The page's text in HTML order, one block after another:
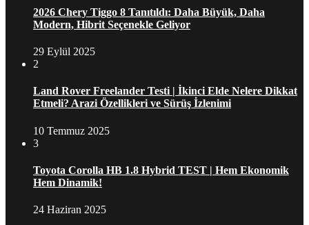
2026 Chery Tiggo 8 Tanıtıldı: Daha Büyük, Daha
Modern, Hibrit Seçenekle Geliyor
29 Eylül 2025
2
Land Rover Freelander Testi | İkinci Elde Nelere Dikkat
Etmeli? Arazi Özellikleri ve Sürüş İzlenimi
10 Temmuz 2025
3
Toyota Corolla HB 1.8 Hybrid TEST | Hem Ekonomik
Hem Dinamik!
24 Haziran 2025